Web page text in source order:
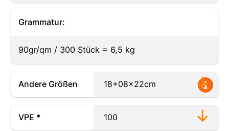
Grammatur:
90gr/qm / 300 Stück = 6,5 kg
Andere Größen
VPE *